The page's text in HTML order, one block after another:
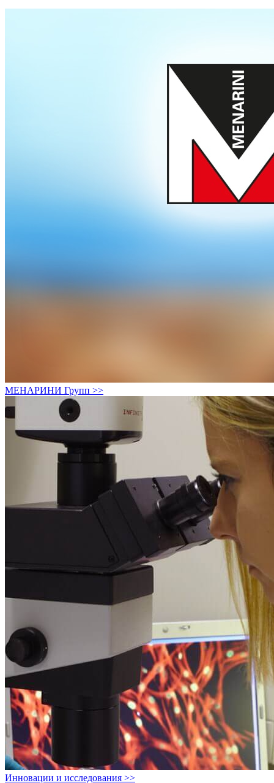
МЕНАРИНИ Групп >>
Инновации и исследования >>